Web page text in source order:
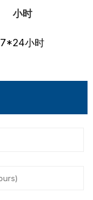
小时
7*24小时